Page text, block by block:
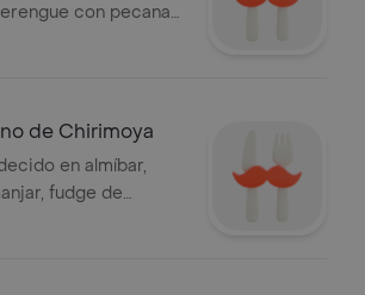
con pecanas
de Chirimoya
en almíbar,
de
cubierto con